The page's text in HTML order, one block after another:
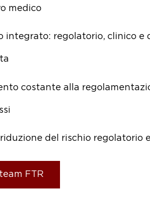
medico
integrato: regolatorio, clinico e
costante alla
riduzione del rischio regolatorio
FTR